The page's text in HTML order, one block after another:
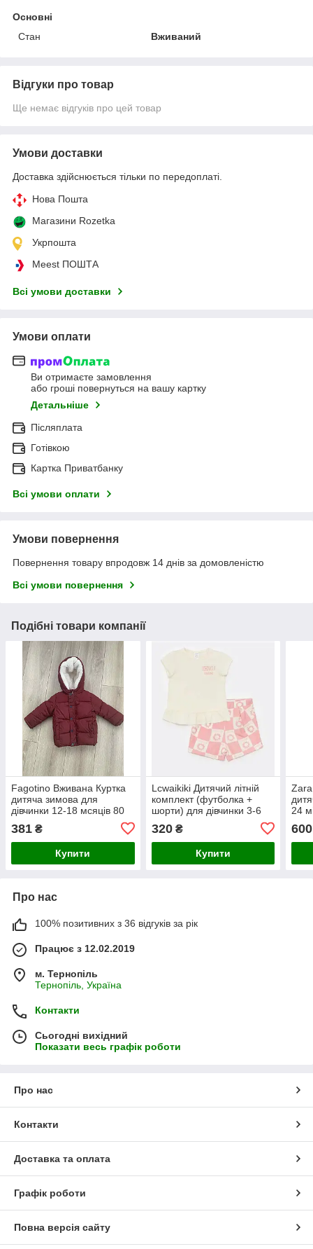
Основні
Стан
Вживаний
Відгуки про товар
Ще немає відгуків про цей товар
Умови доставки
Доставка здійснюється тільки по передоплаті.
Нова Пошта
Магазини Rozetka
Укрпошта
Meest ПОШТА
Всі умови доставки
Умови оплати
Ви отримаєте замовлення
або гроші повернуться на вашу картку
Детальніше
Післяплата
Готівкою
Картка Приватбанку
Всі умови оплати
Умови повернення
Повернення товару впродовж 14 днів за домовленістю
Всі умови повернення
Подібні товари компанії
Fagotino Вживана Куртка
дитяча зимова для
дівчинки 12-18 мсяців 80
381 ₴
Купити
Lcwaikiki Дитячий літній
комплект (футболка +
шорти) для дівчинки 3-6
320₴
Купити
24
600
Про нас
100% позитивних з 36 відгуків за рік
Працює з 12.02.2019
м. Тернопіль
Тернопіль, Україна
Контакти
Сьогодні вихідний
Показати весь графік роботи
Про нас
Контакти
Доставка та оплата
Графік роботи
Повна версія сайту